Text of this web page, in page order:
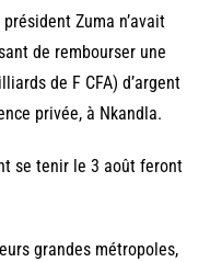
Zuma n’avait
de rembourser une
de F CFA) d’argent
privée, à Nkandla.
se tenir le 3 août feront
grandes métropoles,